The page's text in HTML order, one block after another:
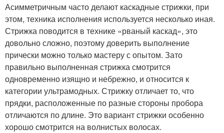
Асимметричным часто делают каскадные стрижки, при
этом, техника исполнения используется несколько иная.
Стрижка поводится в технике «рваный каскад», это
довольно сложно, поэтому доверить выполнение
прически можно только мастеру с опытом. Зато
правильно выполненная стрижка смотрится
одновременно изящно и небрежно, и относится к
категории ультрамодных. Стрижку отличает то, что
прядки, расположенные по разные стороны пробора
отличаются по длине. Это вариант стрижки особенно
хорошо смотрится на волнистых волосах.